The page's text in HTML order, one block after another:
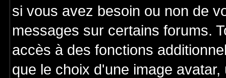
si vous avez besoin ou non de
messages sur certains forums.
accès à des fonctions
que le choix d'une image